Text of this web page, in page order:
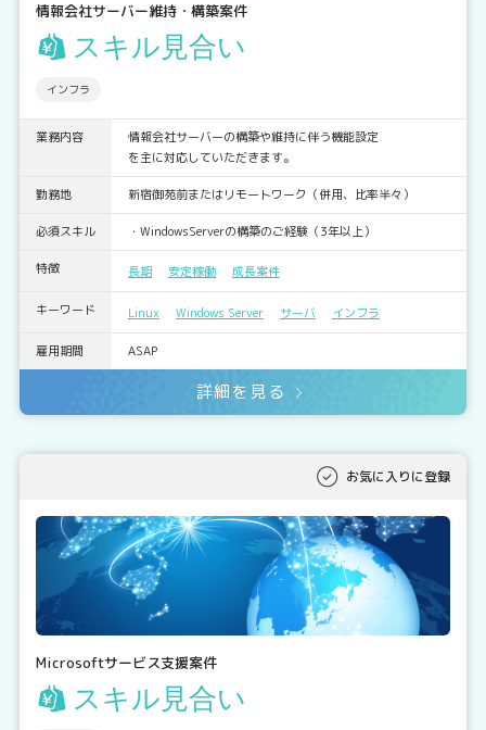
情報会社サーバー維持・構築案件
スキル見合い
インフラ
業務内容
情報会社サーバーの構築や維持に伴う機能設定
を主に対応していただきます。
勤務地 新宿御苑前またはリモートワーク（併用、比率半々）
必須スキル ・WindowsServerの構築のご経験（3年以上）
特徴 長期 安定稼働 成長案件
キーワード Linux Windows Server サーバ インフラ
雇用期間 ASAP
詳細を見る
お気に入りに登録
Microsoftサービス支援案件
スキル見合い